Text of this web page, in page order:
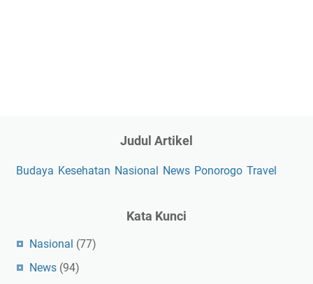
Judul Artikel
Budaya Kesehatan Nasional News Ponorogo Travel
Kata Kunci
Nasional (77)
News (94)